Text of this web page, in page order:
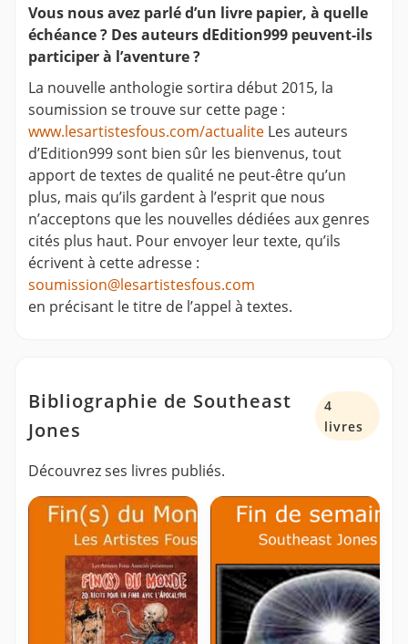
Vous nous avez parlé d’un livre papier, à quelle
échéance ? Des auteurs dEdition999 peuvent-ils
participer à l’aventure ?
La nouvelle anthologie sortira début 2015, la
soumission se trouve sur cette page :
www.lesartistesfous.com/actualite Les auteurs
d’Edition999 sont bien sûr les bienvenus, tout
apport de textes de qualité ne peut-être qu’un
plus, mais qu’ils gardent à l’esprit que nous
n’acceptons que les nouvelles dédiées aux genres
cités plus haut. Pour envoyer leur texte, qu’ils
écrivent à cette adresse :
soumission@lesartistesfous.com
en précisant le titre de l’appel à textes.
Bibliographie de Southeast
Jones
4
livres
Découvrez ses livres publiés.